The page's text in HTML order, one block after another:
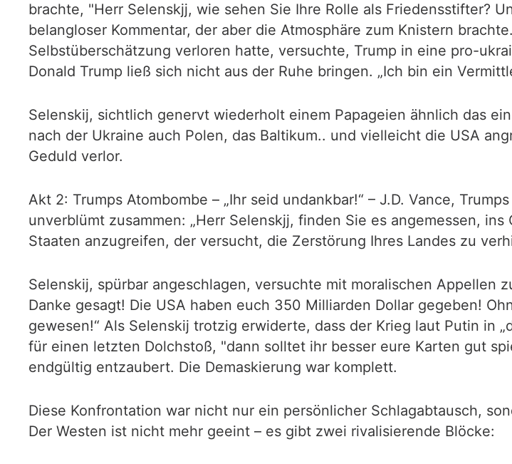
brachte, "Herr Selenskjj, wie sehen Sie Ihre Rolle als Friedensstifter?
belangloser Kommentar, der aber die Atmosphäre zum Knistern
Selbstüberschätzung verloren hatte, versuchte, Trump in eine pro-
Donald Trump ließ sich nicht aus der Ruhe bringen. „Ich bin ein
Selenskij, sichtlich genervt wiederholt einem Papageien ähnlich das
nach der Ukraine auch Polen, das Baltikum.. und vielleicht die USA
Geduld verlor.
Akt 2: Trumps Atombombe – „Ihr seid undankbar!“ – J.D. Vance,
unverblümt zusammen: „Herr Selenskjj, finden Sie es angemessen,
Staaten anzugreifen, der versucht, die Zerstörung Ihres Landes zu
Selenskij, spürbar angeschlagen, versuchte mit moralischen Appellen
Danke gesagt! Die USA haben euch 350 Milliarden Dollar gegeben!
gewesen!“ Als Selenskij trotzig erwiderte, dass der Krieg laut Putin in
für einen letzten Dolchstoß, "dann solltet ihr besser eure Karten gut
endgültig entzaubert. Die Demaskierung war komplett.
Diese Konfrontation war nicht nur ein persönlicher Schlagabtausch,
Der Westen ist nicht mehr geeint – es gibt zwei rivalisierende Blöcke: